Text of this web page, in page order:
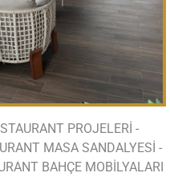
PROJELERİ -
MASA SANDALYESİ -
BAHÇE MOBİLYALARI